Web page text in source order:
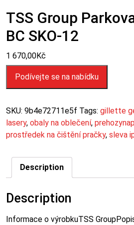
TSS Group
BC SKO-12
1 670,00Kč
Podívejte se na nabídku
SKU: 9b4e72711e5f Tags: gillette
lasery, obaly na oblečení,
prostředek na čištění pračky, sleva
Description
Description
Informace o výrobkuTSS